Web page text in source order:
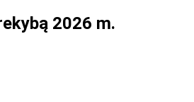
2026 m.